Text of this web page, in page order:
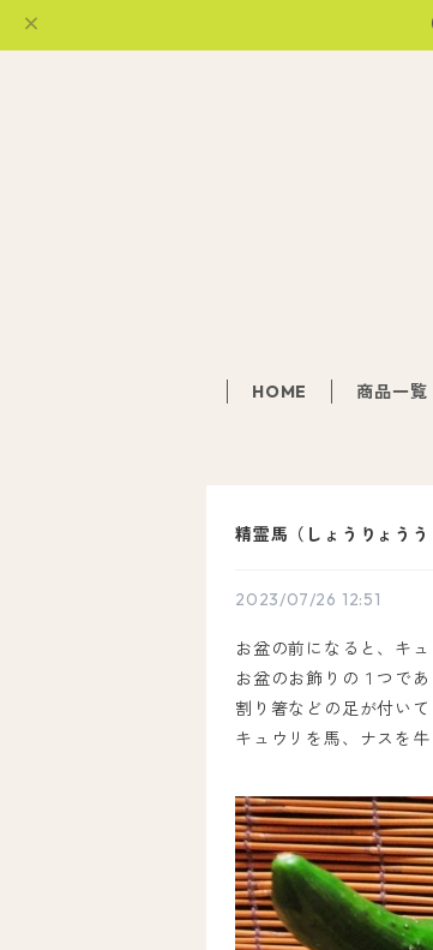
HOME 商品一覧
精霊馬（しょうりょうう
2023/07/26 12:51
お盆の前になると、キ
お盆のお飾りの１つで
割り箸などの足が付いて
キュウリを馬、ナスを